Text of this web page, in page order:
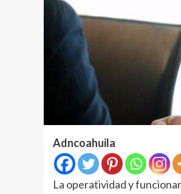
Adncoahuila
La operatividad y